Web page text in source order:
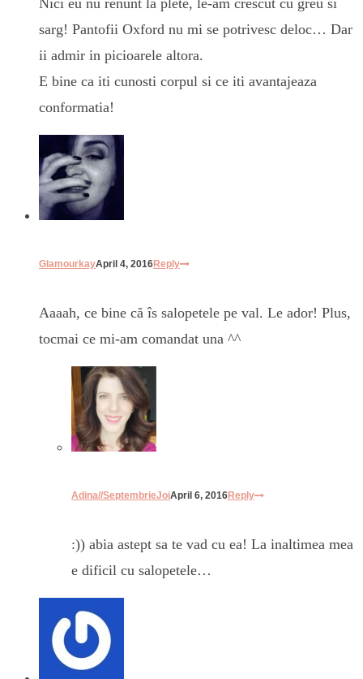
sarg! Pantofii Oxford nu mi se potrivesc deloc… Dar
ii admir in picioarele altora.
E bine ca iti cunosti corpul si ce iti avantajeaza
conformatia!
GlamourkayApril 4, 2016Reply
Aaaah, ce bine că îs salopetele pe val. Le ador! Plus,
tocmai ce mi-am comandat una ^^
Adina//SeptembrieJoiApril 6, 2016Reply
:)) abia astept sa te vad cu ea! La inaltimea mea
e dificil cu salopetele…